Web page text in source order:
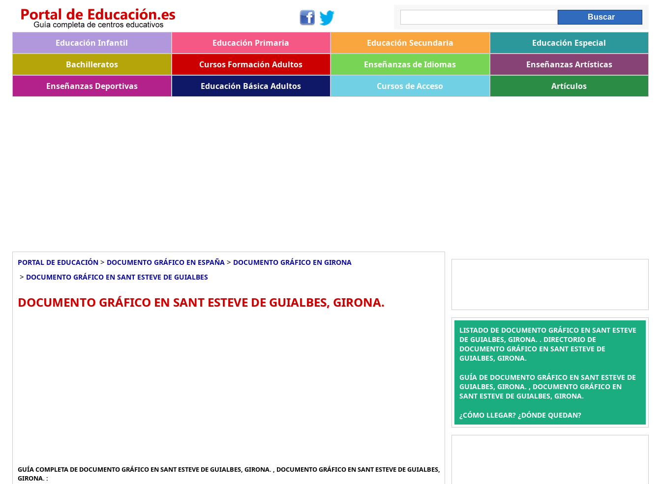
Educación Infantil Educación Primaria Educación Secundaria
Educación Especial
Bachilleratos
Cursos Formación Adultos Enseñanzas de Idiomas
Enseñanzas Artísticas
Enseñanzas Deportivas
Educación Básica Adultos Cursos de Acceso Artículos
PORTAL DE EDUCACIÓN > DOCUMENTO GRÁFICO EN ESPAÑA > DOCUMENTO GRÁFICO EN GIRONA
> DOCUMENTO GRÁFICO EN SANT ESTEVE DE GUIALBES
DOCUMENTO GRÁFICO EN SANT ESTEVE DE GUIALBES, GIRONA.
GUÍA COMPLETA DE DOCUMENTO GRÁFICO EN SANT ESTEVE DE GUIALBES, GIRONA. , DOCUMENTO GRÁFICO EN SANT ESTEVE DE GUIALBES,
GIRONA. :
LISTADO DE DOCUMENTO GRÁFICO EN SANT ESTEVE
DE GUIALBES, GIRONA. . DIRECTORIO DE
DOCUMENTO GRÁFICO EN SANT ESTEVE DE
GUIALBES, GIRONA.
GUÍA DE DOCUMENTO GRÁFICO EN SANT ESTEVE DE
GUIALBES, GIRONA. , DOCUMENTO GRÁFICO EN
SANT ESTEVE DE GUIALBES, GIRONA.
¿CÓMO LLEGAR? ¿DÓNDE QUEDAN?